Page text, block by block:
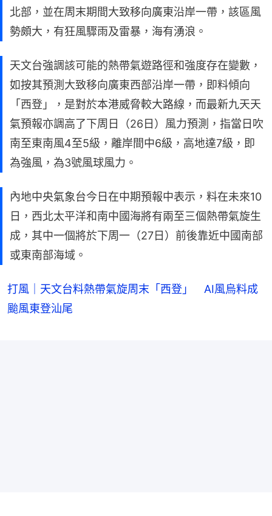
北部，並在周末期間大致移向廣東沿岸一帶，該區風
勢頗大，有狂風驟雨及雷暴，海有湧浪。
天文台強調該可能的熱帶氣遊路徑和強度存在變數，
如按其預測大致移向廣東西部沿岸一帶，即料傾向
「西登」，是對於本港威脅較大路線，而最新九天天
氣預報亦調高了下周日（26日）風力預測，指當日吹
南至東南風4至5級，離岸間中6級，高地達7級，即
為強風，為3號風球風力。
內地中央氣象台今日在中期預報中表示，料在未來10
日，西北太平洋和南中國海將有兩至三個熱帶氣旋生
成，其中一個將於下周一（27日）前後靠近中國南部
或東南部海域。
打風｜天文台料熱帶氣旋周末「西登」 AI風烏料成
颱風東登汕尾